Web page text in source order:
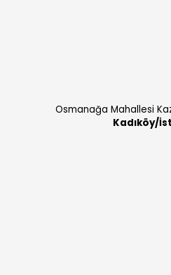
Osmanağa Mahallesi
Kadıköy/